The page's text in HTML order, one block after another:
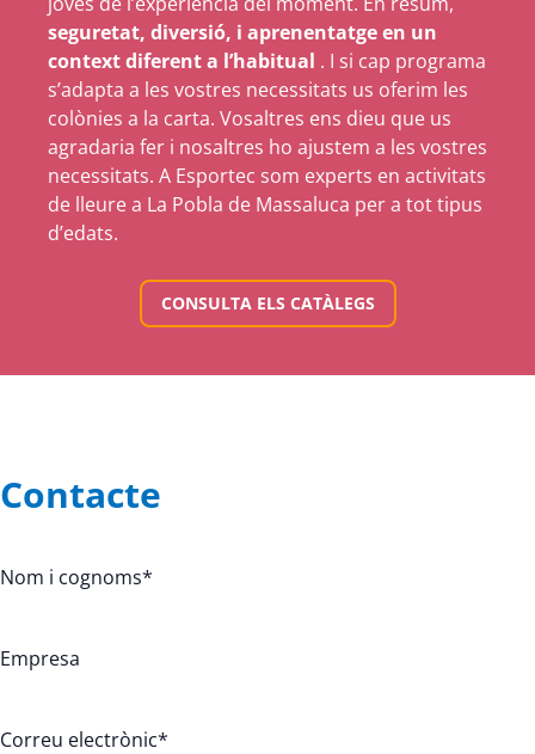
seguretat, diversió, i aprenentatge en un
context diferent a l’habitual . I si cap programa
s’adapta a les vostres necessitats us oferim les
colònies a la carta. Vosaltres ens dieu que us
agradaria fer i nosaltres ho ajustem a les vostres
necessitats. A Esportec som experts en activitats
de lleure a La Pobla de Massaluca per a tot tipus
d’edats.
CONSULTA ELS CATÀLEGS
Contacte
Nom i cognoms*
Empresa
Correu electrònic*